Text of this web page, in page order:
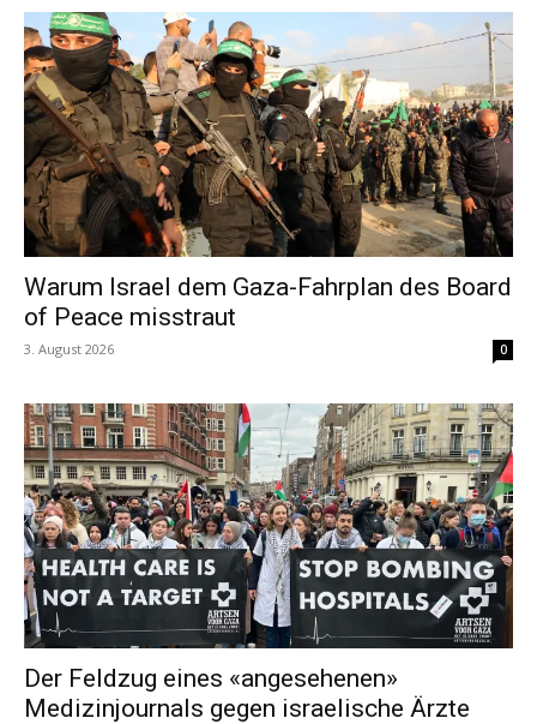
Warum Israel dem Gaza-Fahrplan des Board
of Peace misstraut
3. August 2026 0
Der Feldzug eines «angesehenen»
Medizinjournals gegen israelische Ärzte